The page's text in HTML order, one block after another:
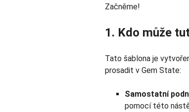
Začněme!
1. Kdo může
Tato šablona je
prosadit v Gem State:
Samostatní
pomocí této